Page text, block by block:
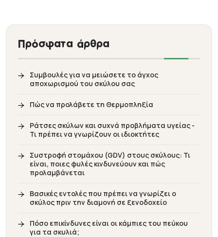
Πρόσφατα άρθρα
Συμβουλές για να μειώσετε το άγχος
αποχωρισμού του σκύλου σας
Πώς να προλάβετε τη Θερμοπληξία
Ράτσες σκύλων και συχνά προβλήματα υγείας -
Τι πρέπει να γνωρίζουν οι ιδιοκτήτες
Συστροφή στομάχου (GDV) στους σκύλους: Τι
είναι, ποιες φυλές κινδυνεύουν και πώς
προλαμβάνεται
Βασικές εντολές που πρέπει να γνωρίζει ο
σκύλος πριν την διαμονή σε ξενοδοχείο
Πόσο επικίνδυνες είναι οι κάμπιες του πεύκου
για τα σκυλιά;